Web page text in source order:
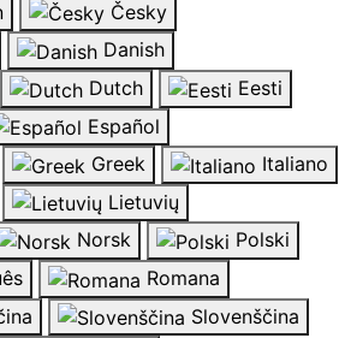
Česky
Danish
Dutch
Eesti
Español
Greek
Italiano
Lietuvių
Norsk
Polski
Romana
Slovenščina